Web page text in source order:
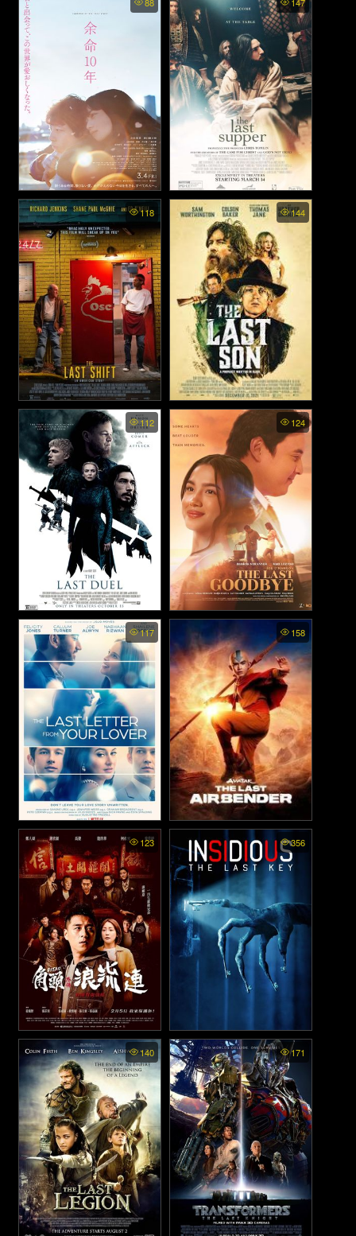
เดือด สังเวียนระห่ำ (2025)
สายใยนิรันดร์ (2010)
The Last 10 Years - สุดท้าย
และตลอดไป (2022)
The Last Supper (2025)
118
The Last Shift - กะสุดท้าย
(2020)
144
The Last Son (2021)
112
The Last Duel - ดวลชีวิต ลิขิต
ชะตา (2021)
124
The Last Goodbye - คำลา
ครั้งสุดท้าย (2025)
117
The Last Letter from Your
Lover - จดหมายรักจากอดีต
(2021)
158
Avatar The Last Airbender
พากย์ไทย - เณรน้อยเจ้า
อภินิหาร (2024)
123
Gatao: The Last Stray - เจ้า
พ่อ หัวใจพเนจร (2021)
356
Insidious 4: The Last Key -
วิญญาณตามติด: กุญแจผีบอก
(2018)
140 171